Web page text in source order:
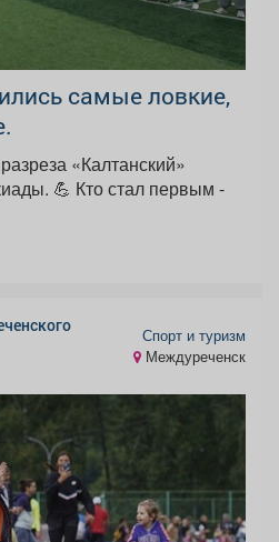
самые ловкие,
«Калтанский»
первым -
Спорт и туризм
Междуреченск